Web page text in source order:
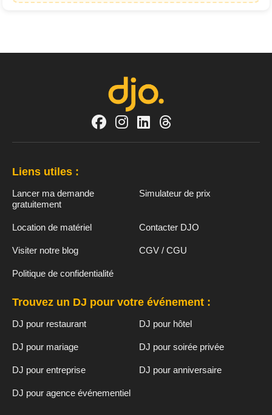
Liens utiles :
Lancer ma demande
gratuitement
Simulateur de prix
Location de matériel Contacter DJO
Visiter notre blog CGV / CGU
Politique de confidentialité
Trouvez un DJ pour votre événement :
DJ pour restaurant DJ pour hôtel
DJ pour mariage DJ pour soirée privée
DJ pour entreprise DJ pour anniversaire
DJ pour agence événementiel